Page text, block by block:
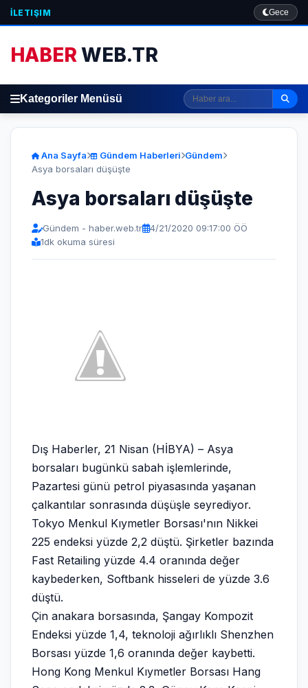
İLETIŞIM Gece
HABERWEB.TR
Kategoriler Menüsü
Ana Sayfa Gündem Haberleri Gündem
Asya borsaları düşüşte
Asya borsaları düşüşte
Gündem - haber.web.tr
4/21/2020 09:17:00 ÖÖ
1dk okuma süresi
Dış Haberler, 21 Nisan (HİBYA) – Asya
borsaları bugünkü sabah işlemlerinde,
Pazartesi günü petrol piyasasında yaşanan
çalkantılar sonrasında düşüşle seyrediyor.
Tokyo Menkul Kıymetler Borsası'nın Nikkei
225 endeksi yüzde 2,2 düştü. Şirketler bazında
Fast Retailing yüzde 4.4 oranında değer
kaybederken, Softbank hisseleri de yüzde 3.6
düştü.
Çin anakara borsasında, Şangay Kompozit
Endeksi yüzde 1,4, teknoloji ağırlıklı Shenzhen
Borsası yüzde 1,6 oranında değer kaybetti.
Hong Kong Menkul Kıymetler Borsası Hang